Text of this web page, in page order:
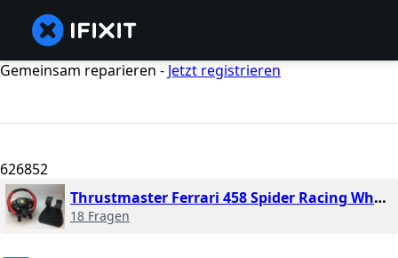
Gemeinsam reparieren - Jetzt registrieren
626852
Thrustmaster Ferrari 458 Spider Racing Wheel
18 Fragen